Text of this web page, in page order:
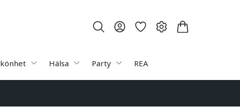
Hälsa Party REA